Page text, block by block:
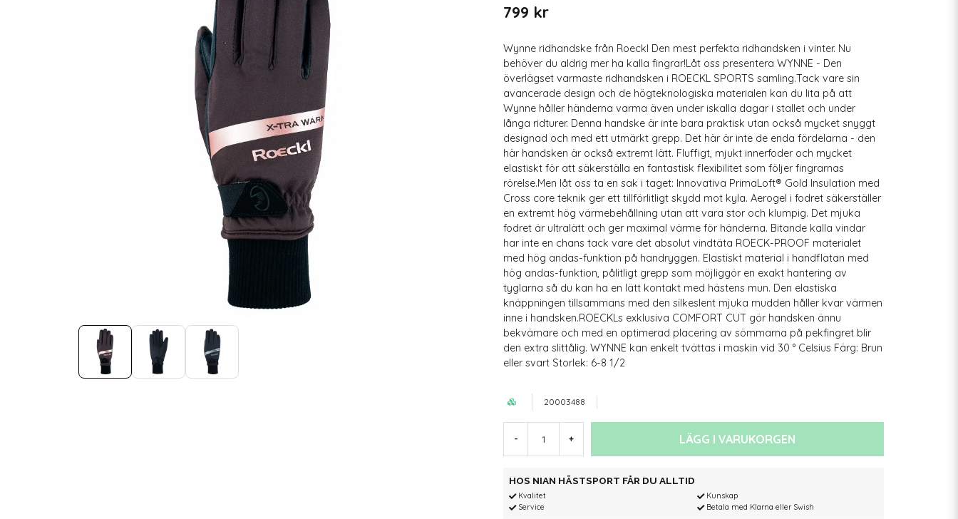
799 kr
Wynne ridhandske från Roeckl Den mest perfekta ridhandsken i vinter. Nu
behöver du aldrig mer ha kalla fingrar!Låt oss presentera WYNNE - Den
överlägset varmaste ridhandsken i ROECKL SPORTS samling.Tack vare sin
avancerade design och de högteknologiska materialen kan du lita på att
Wynne håller händerna varma även under iskalla dagar i stallet och under
långa ridturer. Denna handske är inte bara praktisk utan också mycket snyggt
designad och med ett utmärkt grepp. Det här är inte de enda fördelarna - den
här handsken är också extremt lätt. Fluffigt, mjukt innerfoder och mycket
elastiskt för att säkerställa en fantastisk flexibilitet som följer fingrarnas
rörelse.Men låt oss ta en sak i taget: Innovativa PrimaLoft® Gold Insulation med
Cross core teknik ger ett tillförlitligt skydd mot kyla. Aerogel i fodret säkerställer
en extremt hög värmebehållning utan att vara stor och klumpig. Det mjuka
fodret är ultralätt och ger maximal värme för händerna. Bitande kalla vindar
har inte en chans tack vare det absolut vindtäta ROECK-PROOF materialet
med hög andas-funktion på handryggen. Elastiskt material i handflatan med
hög andas-funktion, pålitligt grepp som möjliggör en exakt hantering av
tyglarna så du kan ha en lätt kontakt med hästens mun. Den elastiska
knäppningen tillsammans med den silkeslent mjuka mudden håller kvar värmen
inne i handsken.ROECKLs exklusiva COMFORT CUT gör handsken ännu
bekvämare och med en optimerad placering av sömmarna på pekfingret blir
den extra slittålig. WYNNE kan enkelt tvättas i maskin vid 30 ° Celsius Färg: Brun
eller svart Storlek: 6-8 1/2
20003488
- + LÄGG I VARUKORGEN
HOS NIAN HÄSTSPORT FÅR DU ALLTID
Kvalitet
Service
Kunskap
Betala med Klarna eller Swish